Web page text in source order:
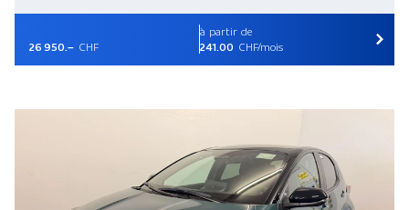
26 950.– CHF
à partir de
241.00 CHF/mois